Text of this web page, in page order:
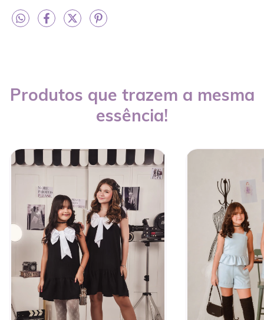
Produtos que trazem a mesma
essência!